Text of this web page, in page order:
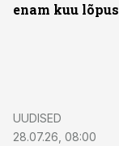
enam kuu lõpus
UUDISED
28.07.26, 08:00